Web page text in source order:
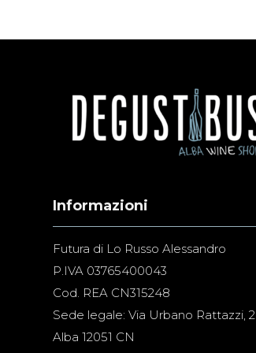
Informazioni
Futura di Lo Russo Alessandro
P.IVA 03765400043
Cod. REA CN315248
Sede legale: Via Urbano Rattazzi, 2
Alba 12051 CN